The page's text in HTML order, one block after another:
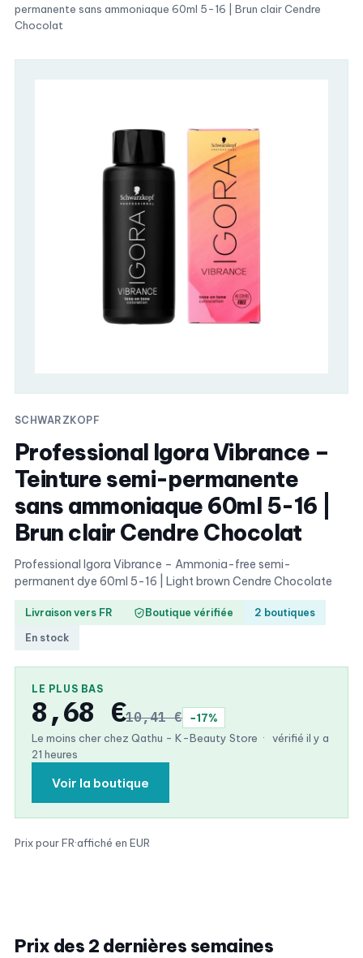
permanente sans ammoniaque 60ml 5-16 | Brun clair Cendre
Chocolat
SCHWARZKOPF
Professional Igora Vibrance –
Teinture semi-permanente
sans ammoniaque 60ml 5-16 |
Brun clair Cendre Chocolat
Professional Igora Vibrance – Ammonia-free semi-
permanent dye 60ml 5-16 | Light brown Cendre Chocolate
Livraison vers FR Boutique vérifiée
2 boutiques
En stock
LE PLUS BAS
8,68 €10,41 €
−17%
Le moins cher chez Qathu - K-Beauty Store ·
vérifié il y a
21 heures
Voir la boutique
Prix pour FR·affiché en EUR
Prix des 2 dernières semaines